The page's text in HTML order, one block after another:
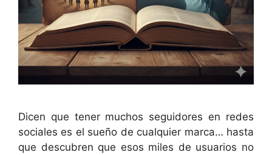
Dicen que tener muchos seguidores en redes
sociales es el sueño de cualquier marca… hasta
que descubren que esos miles de usuarios no